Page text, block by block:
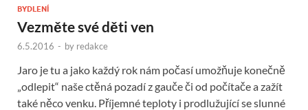
BYDLENÍ
Vezměte své děti ven
6.5.2016 - by redakce
Jaro je tu a jako každý rok nám počasí umožňuje konečně
„odlepit“ naše ctěná pozadí z gauče či od počítače a zažít
také něco venku. Příjemné teploty i prodlužující se slunné